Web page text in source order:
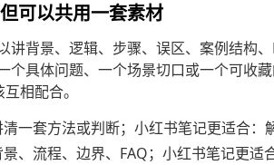
可以共用一套素材
讲背景、逻辑、步骤、误区、案例结构
个具体问题、一个场景切口或一个可收
相配合。
一套方法或判断；小红书笔记更适合：
、流程、边界、FAQ；小红书笔记更适